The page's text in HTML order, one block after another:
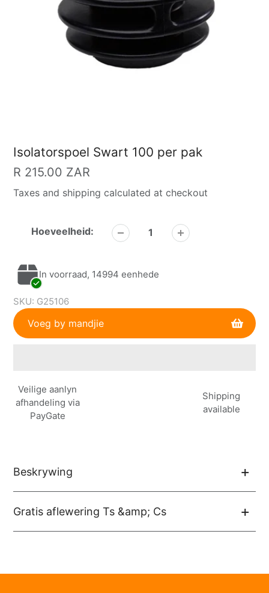
Isolatorspoel Swart 100 per pak
Gewone
prys
R 215.00 ZAR
Taxes and shipping calculated at checkout
Hoeveelheid:
In voorraad, 14994 eenhede
SKU: G25106
Voeg by mandjie
produk
by
Veilige aanlyn
afhandeling via
PayGate
Shipping
available
Beskrywing
Gratis aflewering Ts &amp; Cs